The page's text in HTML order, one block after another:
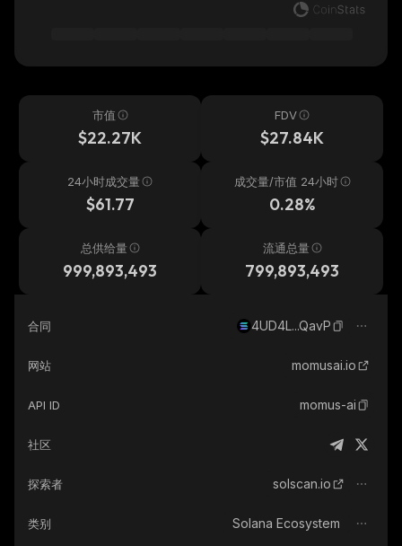
市值
$22.27K
FDV
$27.84K
24小时成交量
$61.77
成交量/市值 24小时
0.28%
总供给量
999,893,493
流通总量
799,893,493
合同 4UD4L...QavP
网站 momusai.io
API ID momus-ai
社区
探索者 solscan.io
类别 Solana Ecosystem